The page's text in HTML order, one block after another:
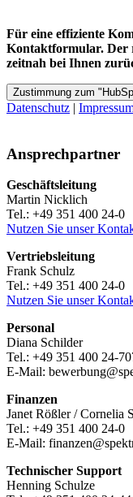
Für eine effiziente
Kontaktformular. Der
zeitnah bei Ihnen
Zustimmung zum
Datenschutz |
Ansprechpartner
Geschäftsleitung
Martin Nicklich
Tel.: +49 351 400 24-0
Nutzen Sie unser
Vertriebsleitung
Frank Schulz
Tel.: +49 351 400 24-0
Nutzen Sie unser
Personal
Diana Schilder
Tel.: +49 351 400 24-
E-Mail:
Finanzen
Janet Rößler / Cornelia
Tel.: +49 351 400 24-0
E-Mail:
Technischer Support
Henning Schulze